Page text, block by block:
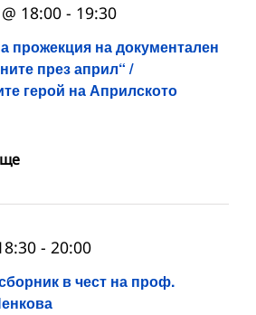
прожекция на документален
през април“ /
герой на Априлското
18:00 - 19:30
в чест на проф.
- 20:00